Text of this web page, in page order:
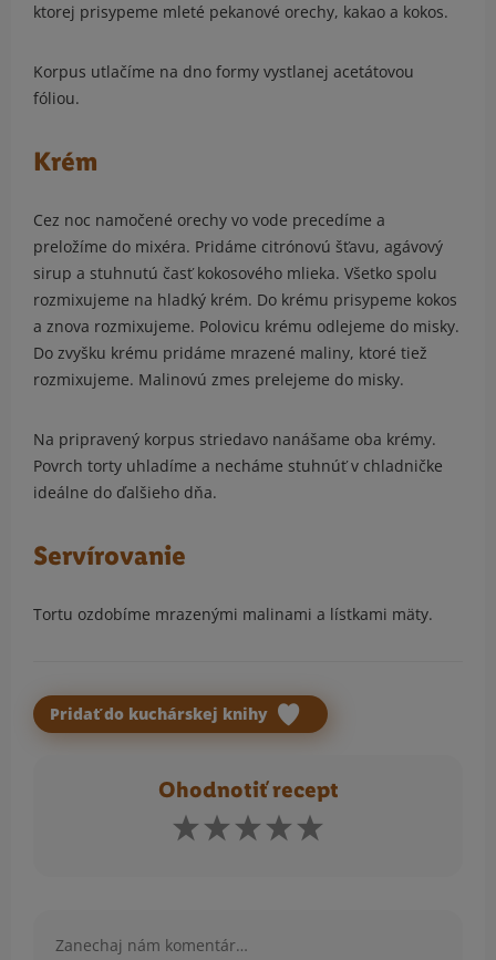
ktorej prisypeme mleté pekanové orechy, kakao a kokos.
Korpus utlačíme na dno formy vystlanej acetátovou
fóliou.
Krém
Cez noc namočené orechy vo vode precedíme a
preložíme do mixéra. Pridáme citrónovú šťavu, agávový
sirup a stuhnutú časť kokosového mlieka. Všetko spolu
rozmixujeme na hladký krém. Do krému prisypeme kokos
a znova rozmixujeme. Polovicu krému odlejeme do misky.
Do zvyšku krému pridáme mrazené maliny, ktoré tiež
rozmixujeme. Malinovú zmes prelejeme do misky.
Na pripravený korpus striedavo nanášame oba krémy.
Povrch torty uhladíme a necháme stuhnúť v chladničke
ideálne do ďalšieho dňa.
Servírovanie
Tortu ozdobíme mrazenými malinami a lístkami mäty.
Pridať do kuchárskej knihy
Ohodnotiť recept